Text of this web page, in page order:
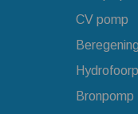
CV pomp
Bronpomp